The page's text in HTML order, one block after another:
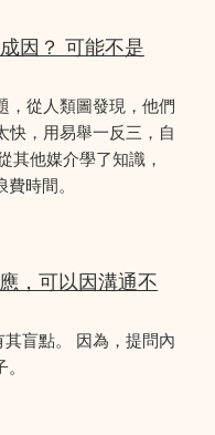
因？ 可能不是
，從人類圖發現，他們
快，用易舉一反三，自
其他媒介學了知識，
時間。
，可以因溝通不
盲點。 因為，提問內